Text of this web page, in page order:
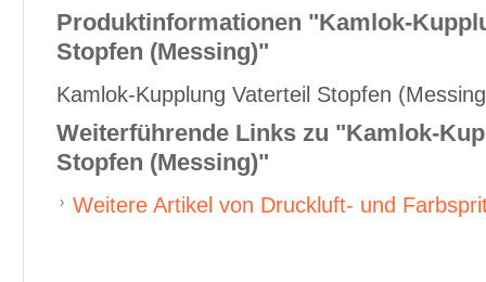
Produktinformationen "Kamlok-
Stopfen (Messing)"
Kamlok-Kupplung Vaterteil Stopfen
Weiterführende Links zu "Kamlok-
Stopfen (Messing)"
Weitere Artikel von Druckluft- und